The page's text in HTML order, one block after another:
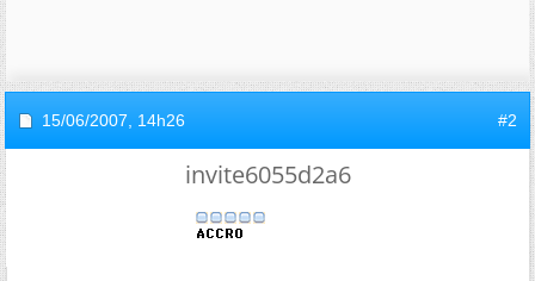
15/06/2007, 14h26 #2
invite6055d2a6